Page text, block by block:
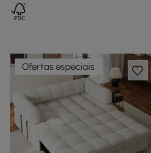
Ofertas especiais